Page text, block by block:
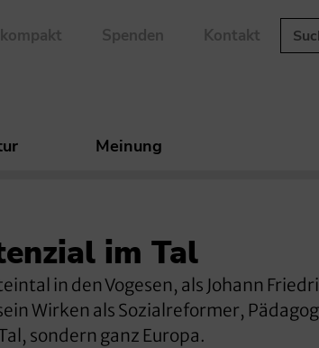
Spenden Kontakt
Meinung
im Tal
in den Vogesen, als Johann
Wirken als Sozialreformer,
sondern ganz Europa.